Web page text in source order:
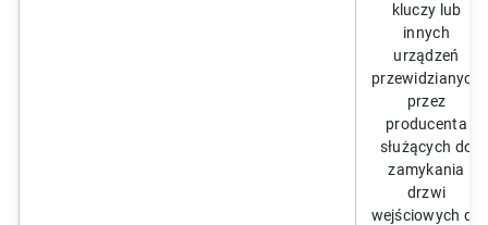
kluczy lub
innych
urządzeń
przewidzianych
przez
producenta
służących do
zamykania
drzwi
wejściowych do